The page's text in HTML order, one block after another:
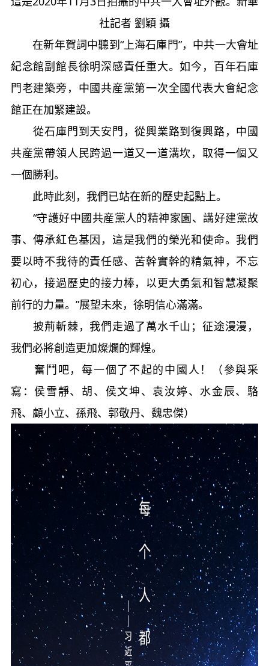
社記者 劉穎 攝
在新年賀詞中聽到“上海石庫門”，中共一大會址
紀念館副館長徐明深感責任重大。如今，百年石庫
門老建築旁，中國共産黨第一次全國代表大會紀念
館正在加緊建設。
從石庫門到天安門，從興業路到復興路，中國
共産黨帶領人民跨過一道又一道溝坎，取得一個又
一個勝利。
此時此刻，我們已站在新的歷史起點上。
“守護好中國共産黨人的精神家園、講好建黨故
事、傳承紅色基因，這是我們的榮光和使命。我們
要以時不我待的責任感、苦幹實幹的精氣神，不忘
初心，接過歷史的接力棒，以更大勇氣和智慧凝聚
前行的力量。”展望未來，徐明信心滿滿。
披荊斬棘，我們走過了萬水千山；征途漫漫，
我們必將創造更加燦爛的輝煌。
奮鬥吧，每一個了不起的中國人！（參與采
寫：侯雪靜、胡、侯文坤、袁汝婷、水金辰、駱
飛、顧小立、孫飛、郭敬丹、魏忠傑）